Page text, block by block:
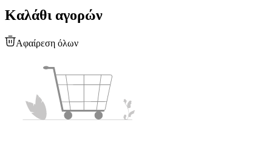
Καλάθι αγορών
Αφαίρεση όλων